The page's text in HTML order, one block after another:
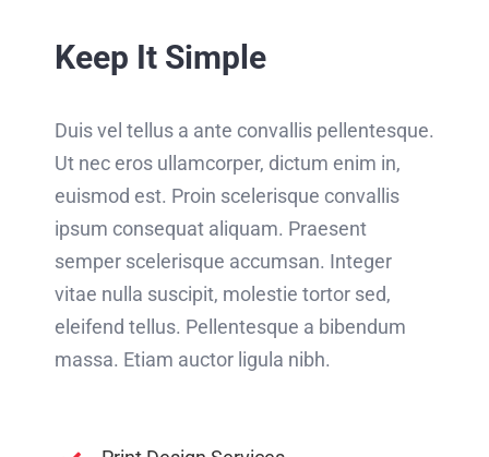
Keep It Simple
Duis vel tellus a ante convallis pellentesque.
Ut nec eros ullamcorper, dictum enim in,
euismod est. Proin scelerisque convallis
ipsum consequat aliquam. Praesent
semper scelerisque accumsan. Integer
vitae nulla suscipit, molestie tortor sed,
eleifend tellus. Pellentesque a bibendum
massa. Etiam auctor ligula nibh.